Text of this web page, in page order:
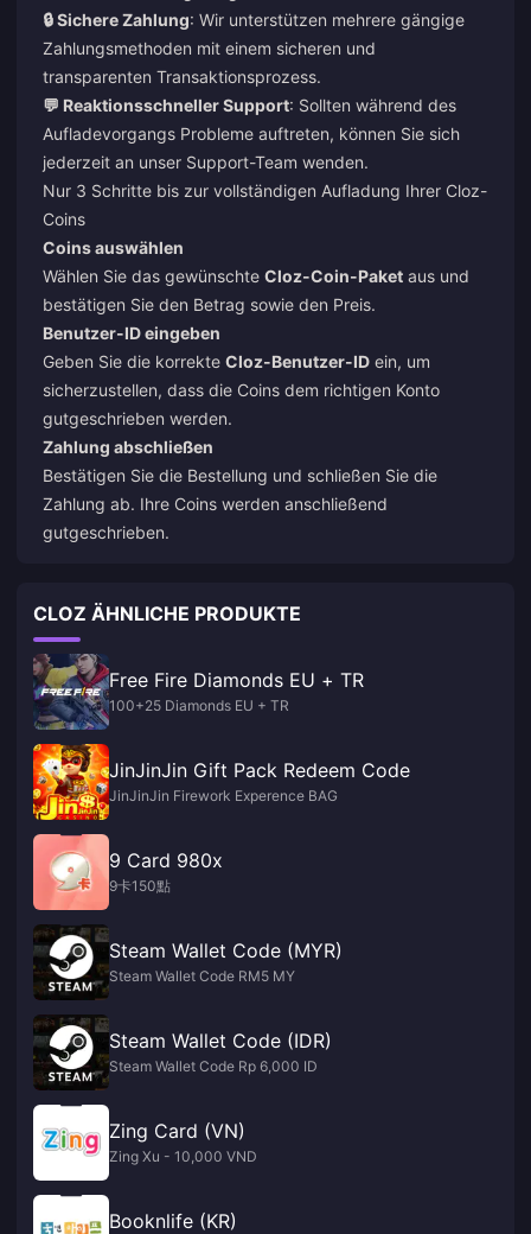
🔒 Sichere Zahlung: Wir unterstützen mehrere gängige
Zahlungsmethoden mit einem sicheren und
transparenten Transaktionsprozess.
💬 Reaktionsschneller Support: Sollten während des
Aufladevorgangs Probleme auftreten, können Sie sich
jederzeit an unser Support-Team wenden.
Nur 3 Schritte bis zur vollständigen Aufladung Ihrer Cloz-
Coins
Coins auswählen
Wählen Sie das gewünschte Cloz-Coin-Paket aus und
bestätigen Sie den Betrag sowie den Preis.
Benutzer-ID eingeben
Geben Sie die korrekte Cloz-Benutzer-ID ein, um
sicherzustellen, dass die Coins dem richtigen Konto
gutgeschrieben werden.
Zahlung abschließen
Bestätigen Sie die Bestellung und schließen Sie die
Zahlung ab. Ihre Coins werden anschließend
gutgeschrieben.
CLOZ ÄHNLICHE PRODUKTE
Free Fire Diamonds EU + TR
100+25 Diamonds EU + TR
JinJinJin Gift Pack Redeem Code
JinJinJin Firework Experence BAG
9 Card 980x
9卡150點
Steam Wallet Code (MYR)
Steam Wallet Code RM5 MY
Steam Wallet Code (IDR)
Steam Wallet Code Rp 6,000 ID
Zing Card (VN)
Zing Xu - 10,000 VND
Booknlife (KR)